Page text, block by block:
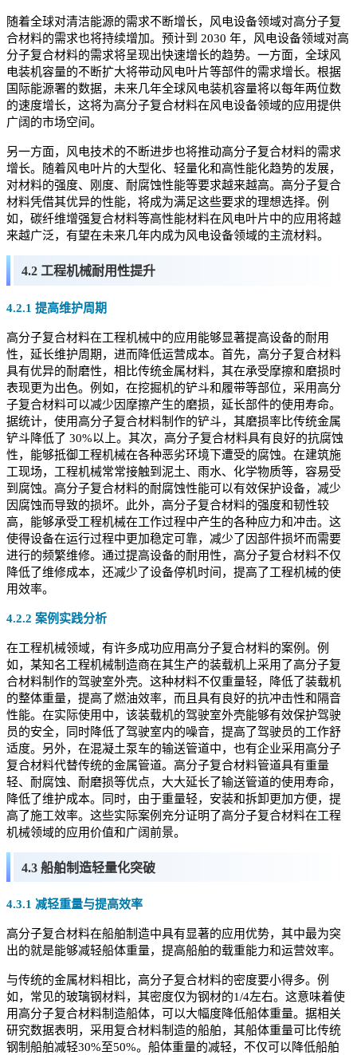
随着全球对清洁能源的需求不断增长，风电设备领域对高分子复
合材料的需求也将持续增加。预计到 2030 年，风电设备领域对高
分子复合材料的需求将呈现出快速增长的趋势。一方面，全球风
电装机容量的不断扩大将带动风电叶片等部件的需求增长。根据
国际能源署的数据，未来几年全球风电装机容量将以每年两位数
的速度增长，这将为高分子复合材料在风电设备领域的应用提供
广阔的市场空间。
另一方面，风电技术的不断进步也将推动高分子复合材料的需求
增长。随着风电叶片的大型化、轻量化和高性能化趋势的发展，
对材料的强度、刚度、耐腐蚀性能等要求越来越高。高分子复合
材料凭借其优异的性能，将成为满足这些要求的理想选择。例
如，碳纤维增强复合材料等高性能材料在风电叶片中的应用将越
来越广泛，有望在未来几年内成为风电设备领域的主流材料。
4.2 工程机械耐用性提升
4.2.1 提高维护周期
高分子复合材料在工程机械中的应用能够显著提高设备的耐用
性，延长维护周期，进而降低运营成本。首先，高分子复合材料
具有优异的耐磨性，相比传统金属材料，其在承受摩擦和磨损时
表现更为出色。例如，在挖掘机的铲斗和履带等部位，采用高分
子复合材料可以减少因摩擦产生的磨损，延长部件的使用寿命。
据统计，使用高分子复合材料制作的铲斗，其磨损率比传统金属
铲斗降低了 30%以上。其次，高分子复合材料具有良好的抗腐蚀
性，能够抵御工程机械在各种恶劣环境下遭受的腐蚀。在建筑施
工现场，工程机械常常接触到泥土、雨水、化学物质等，容易受
到腐蚀。高分子复合材料的耐腐蚀性能可以有效保护设备，减少
因腐蚀而导致的损坏。此外，高分子复合材料的强度和韧性较
高，能够承受工程机械在工作过程中产生的各种应力和冲击。这
使得设备在运行过程中更加稳定可靠，减少了因部件损坏而需要
进行的频繁维修。通过提高设备的耐用性，高分子复合材料不仅
降低了维修成本，还减少了设备停机时间，提高了工程机械的使
用效率。
4.2.2 案例实践分析
在工程机械领域，有许多成功应用高分子复合材料的案例。例
如，某知名工程机械制造商在其生产的装载机上采用了高分子复
合材料制作的驾驶室外壳。这种材料不仅重量轻，降低了装载机
的整体重量，提高了燃油效率，而且具有良好的抗冲击性和隔音
性能。在实际使用中，该装载机的驾驶室外壳能够有效保护驾驶
员的安全，同时降低了驾驶室内的噪音，提高了驾驶员的工作舒
适度。另外，在混凝土泵车的输送管道中，也有企业采用高分子
复合材料代替传统的金属管道。高分子复合材料管道具有重量
轻、耐腐蚀、耐磨损等优点，大大延长了输送管道的使用寿命，
降低了维护成本。同时，由于重量轻，安装和拆卸更加方便，提
高了施工效率。这些实际案例充分证明了高分子复合材料在工程
机械领域的应用价值和广阔前景。
4.3 船舶制造轻量化突破
4.3.1 减轻重量与提高效率
高分子复合材料在船舶制造中具有显著的应用优势，其中最为突
出的就是能够减轻船体重量，提高船舶的载重能力和运营效率。
与传统的金属材料相比，高分子复合材料的密度要小得多。例
如，常见的玻璃钢材料，其密度仅为钢材的1/4左右。这意味着使
用高分子复合材料制造船体，可以大幅度降低船体重量。据相关
研究数据表明，采用复合材料制造的船舶，其船体重量可比传统
钢制船舶减轻30%至50%。船体重量的减轻，不仅可以降低船舶